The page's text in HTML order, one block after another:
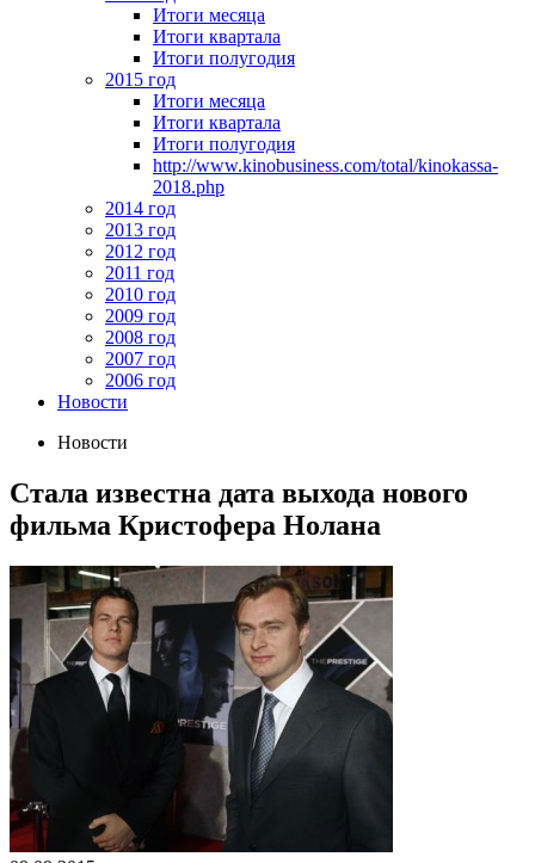
Итоги месяца
Итоги квартала
Итоги полугодия
2015 год
Итоги месяца
Итоги квартала
Итоги полугодия
http://www.kinobusiness.com/total/kinokassa-
2018.php
2014 год
2013 год
2012 год
2011 год
2010 год
2009 год
2008 год
2007 год
2006 год
Новости
Новости
Стала известна дата выхода нового
фильма Кристофера Нолана